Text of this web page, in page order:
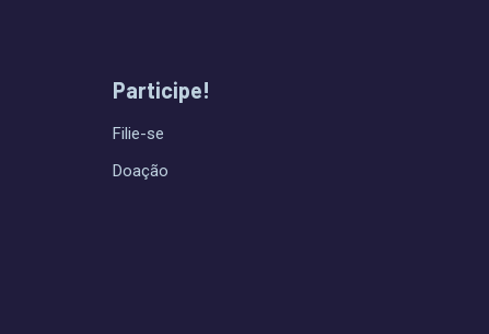
Participe!
Filie-se
Doação